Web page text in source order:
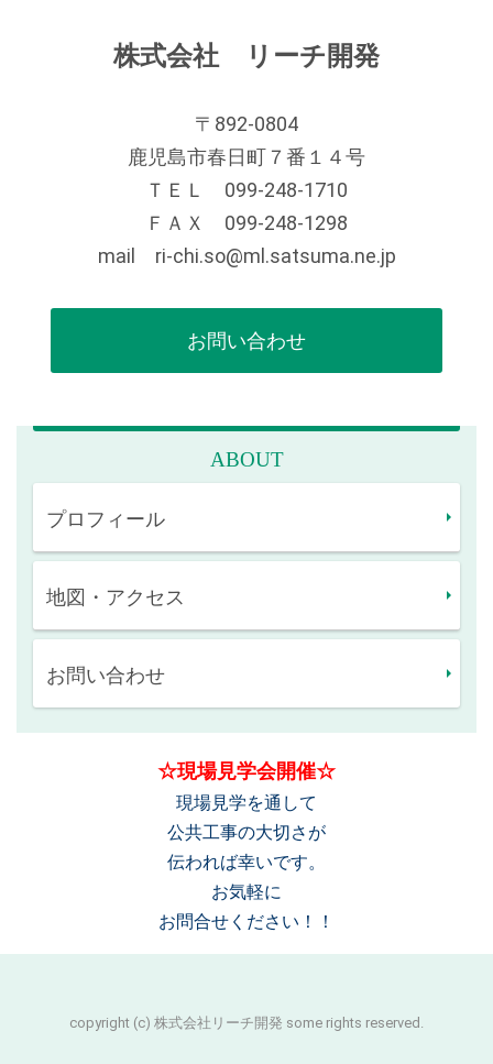
株式会社 リーチ開発
〒892-0804
鹿児島市春日町７番１４号
ＴＥＬ 099-248-1710
ＦＡＸ 099-248-1298
mail ri-chi.so@ml.satsuma.ne.jp
お問い合わせ
ABOUT
プロフィール
地図・アクセス
お問い合わせ
☆現場見学会開催☆
現場見学を通して
公共工事の大切さが
伝われば幸いです。
お気軽に
お問合せください！！
copyright (c) 株式会社リーチ開発 some rights reserved.